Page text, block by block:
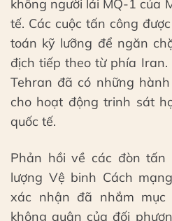
không người lái MQ-1 của
tế. Các cuộc tấn công
toán kỹ lưỡng để ngăn
địch tiếp theo từ phía
Tehran đã có những
cho hoạt động trinh sát
quốc tế.
Phản hồi về các đòn tấn
lượng Vệ binh Cách
xác nhận đã nhắm
không quân của đối